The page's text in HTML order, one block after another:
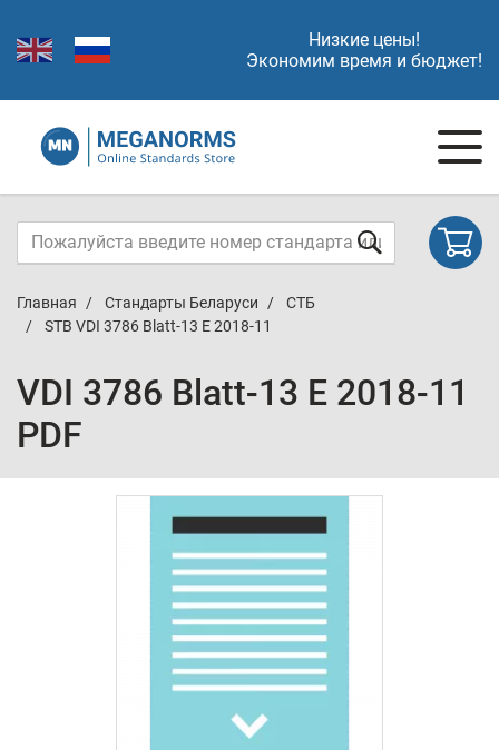
Низкие цены!
Экономим время и бюджет!
Главная Стандарты Беларуси
СТБ
STB VDI 3786 Blatt-13 E 2018-11
VDI 3786 Blatt-13 E 2018-11
PDF